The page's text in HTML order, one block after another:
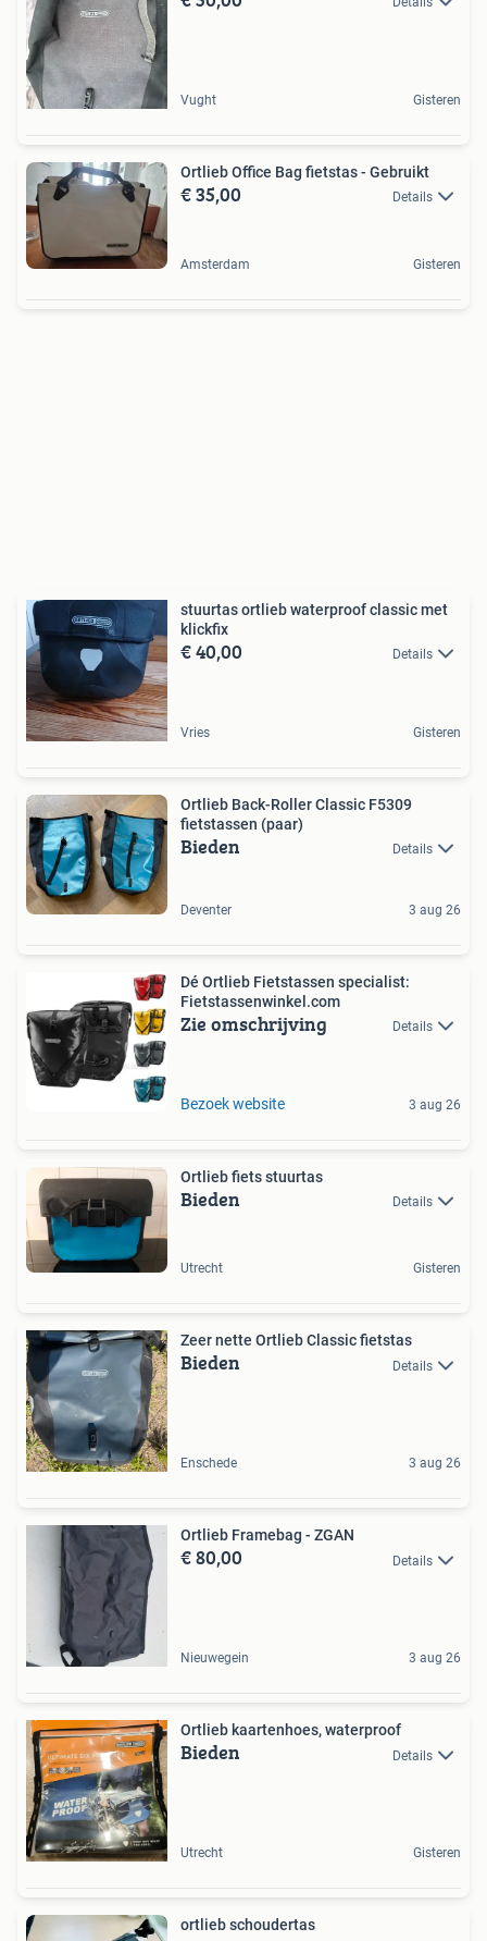
Vught Gisteren
Ortlieb Office Bag fietstas - Gebruikt
€ 35,00 Details
Amsterdam Gisteren
stuurtas ortlieb waterproof classic met
klickfix
€ 40,00 Details
Vries Gisteren
Ortlieb Back-Roller Classic F5309
fietstassen (paar)
Bieden Details
Deventer 3 aug 26
Dé Ortlieb Fietstassen specialist:
Fietstassenwinkel.com
Zie omschrijving Details
Bezoek website 3 aug 26
Ortlieb fiets stuurtas
Bieden Details
Utrecht Gisteren
Zeer nette Ortlieb Classic fietstas
Bieden Details
Enschede 3 aug 26
Ortlieb Framebag - ZGAN
€ 80,00 Details
Nieuwegein 3 aug 26
Ortlieb kaartenhoes, waterproof
Bieden Details
Utrecht Gisteren
ortlieb schoudertas